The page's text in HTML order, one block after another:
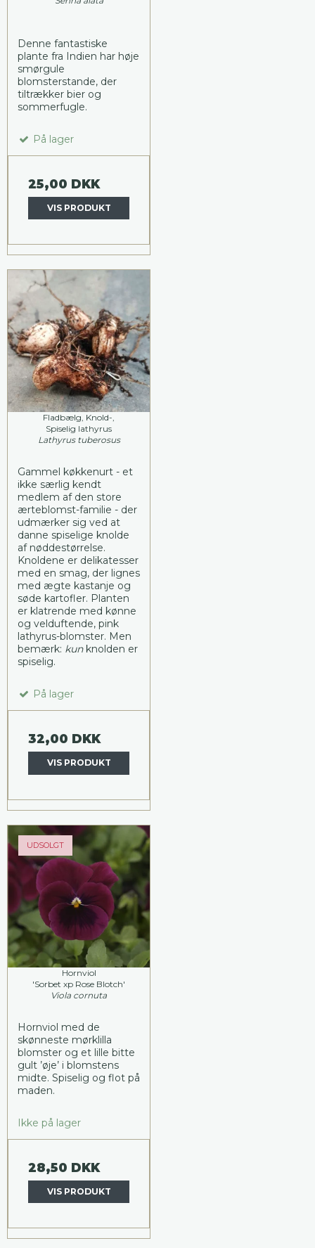
Denne fantastiske
plante fra Indien har høje
smørgule
blomsterstande, der
tiltrækker bier og
sommerfugle.
På lager
25,00 DKK
VIS PRODUKT
Fladbælg, Knold-,
Spiselig lathyrus
Lathyrus tuberosus
Gammel køkkenurt - et
ikke særlig kendt
medlem af den store
ærteblomst-familie - der
udmærker sig ved at
danne spiselige knolde
af nøddestørrelse.
Knoldene er delikatesser
med en smag, der lignes
med ægte kastanje og
søde kartofler. Planten
er klatrende med kønne
og velduftende, pink
lathyrus-blomster. Men
bemærk: kunknolden er
spiselig.
På lager
32,00 DKK
VIS PRODUKT
UDSOLGT
Hornviol
'Sorbet xp Rose Blotch'
Viola cornuta
Hornviol med de
skønneste mørklilla
blomster og et lille bitte
gult ’øje’ i blomstens
midte. Spiselig og flot på
maden.
Ikke på lager
28,50 DKK
VIS PRODUKT